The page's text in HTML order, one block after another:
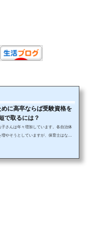
に高卒ならば受験資格を
で取るには？
さんは年々増加しています。各自治体
やそうとしていますが、保育士はなか
材が求められています。保育士は保育